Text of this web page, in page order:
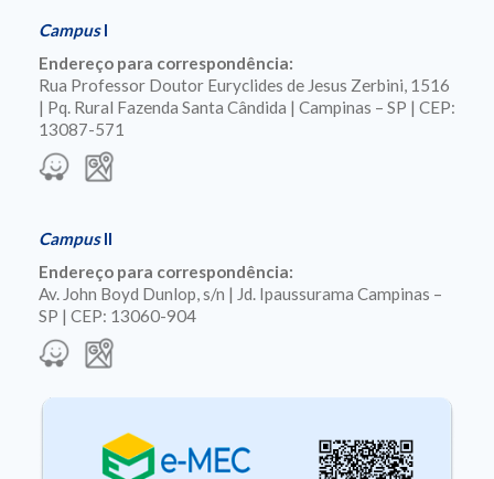
CampusI
Endereço para correspondência:
Rua Professor Doutor Euryclides de Jesus Zerbini, 1516
| Pq. Rural Fazenda Santa Cândida | Campinas – SP | CEP:
13087-571
CampusII
Endereço para correspondência:
Av. John Boyd Dunlop, s/n | Jd. Ipaussurama Campinas –
SP | CEP: 13060-904